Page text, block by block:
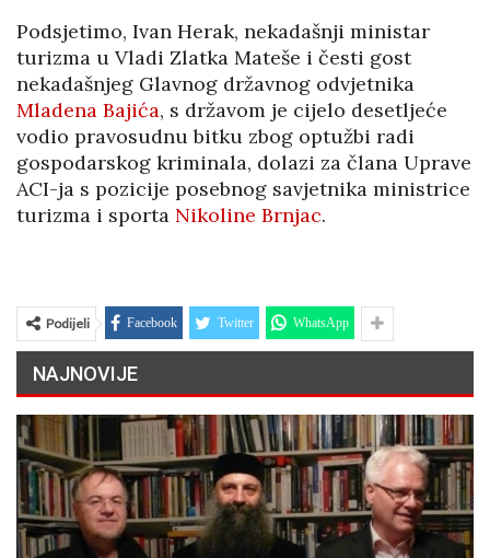
Podsjetimo, Ivan Herak, nekadašnji ministar
turizma u Vladi Zlatka Mateše i česti gost
nekadašnjeg Glavnog državnog odvjetnika
Mladena Bajića, s državom je cijelo desetljeće
vodio pravosudnu bitku zbog optužbi radi
gospodarskog kriminala, dolazi za člana Uprave
ACI-ja s pozicije posebnog savjetnika ministrice
turizma i sporta Nikoline Brnjac.
Podijeli Facebook Twitter WhatsApp
NAJNOVIJE